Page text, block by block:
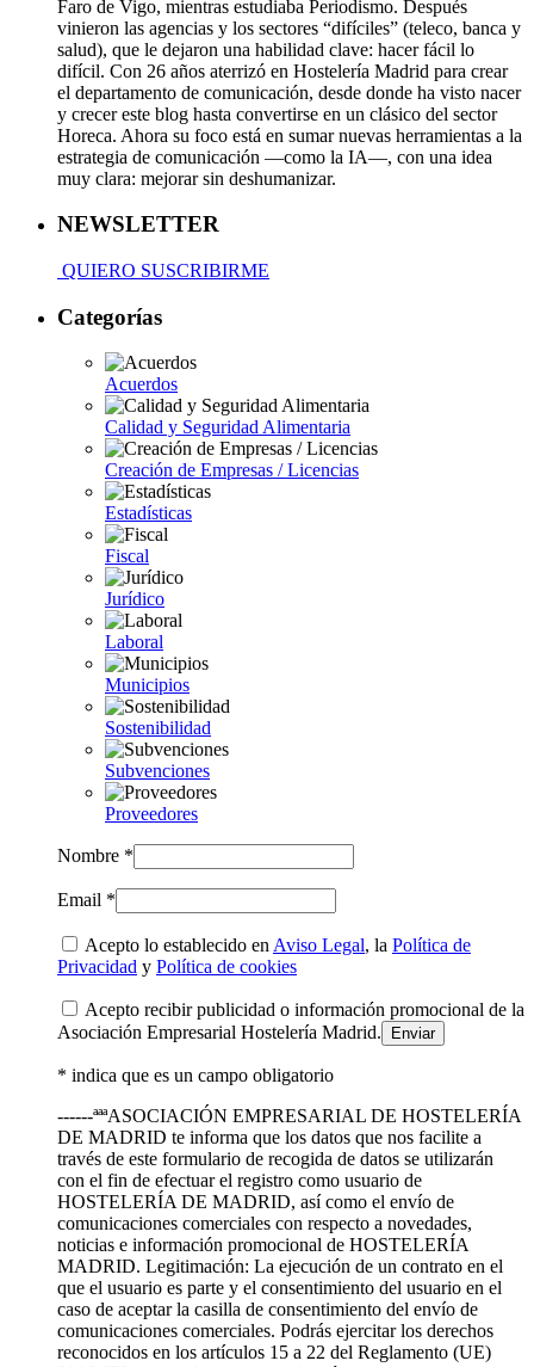
Faro de Vigo, mientras estudiaba Periodismo. Después
vinieron las agencias y los sectores “difíciles” (teleco, banca y
salud), que le dejaron una habilidad clave: hacer fácil lo
difícil. Con 26 años aterrizó en Hostelería Madrid para crear
el departamento de comunicación, desde donde ha visto nacer
y crecer este blog hasta convertirse en un clásico del sector
Horeca. Ahora su foco está en sumar nuevas herramientas a la
estrategia de comunicación —como la IA—, con una idea
muy clara: mejorar sin deshumanizar.
NEWSLETTER
QUIERO SUSCRIBIRME
Categorías
Acuerdos
Calidad y Seguridad Alimentaria
Creación de Empresas / Licencias
Estadísticas
Fiscal
Jurídico
Laboral
Municipios
Sostenibilidad
Subvenciones
Proveedores
Nombre *
Email *
Acepto lo establecido en Aviso Legal, la Política de
Privacidad y Política de cookies
Acepto recibir publicidad o información promocional de la
Asociación Empresarial Hostelería Madrid.
* indica que es un campo obligatorio
------ªªªASOCIACIÓN EMPRESARIAL DE HOSTELERÍA
DE MADRID te informa que los datos que nos facilite a
través de este formulario de recogida de datos se utilizarán
con el fin de efectuar el registro como usuario de
HOSTELERÍA DE MADRID, así como el envío de
comunicaciones comerciales con respecto a novedades,
noticias e información promocional de HOSTELERÍA
MADRID. Legitimación: La ejecución de un contrato en el
que el usuario es parte y el consentimiento del usuario en el
caso de aceptar la casilla de consentimiento del envío de
comunicaciones comerciales. Podrás ejercitar los derechos
reconocidos en los artículos 15 a 22 del Reglamento (UE)